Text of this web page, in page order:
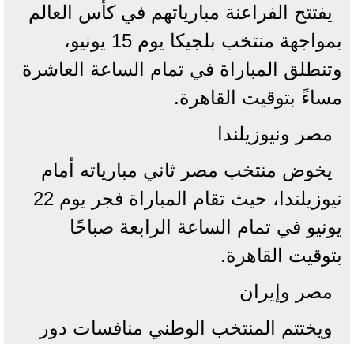
يفتتح الفراعنة مبارياتهم في كأس العالم
بمواجهة منتخب بلجيكا يوم 15 يونيو،
وتنطلق المباراة في تمام الساعة العاشرة
مساءً بتوقيت القاهرة.
مصر ونيوزيلندا
يخوض منتخب مصر ثاني مبارياته أمام
نيوزيلندا، حيث تقام المباراة فجر يوم 22
يونيو في تمام الساعة الرابعة صباحًا
بتوقيت القاهرة.
مصر وإيران
ويختتم المنتخب الوطني منافسات دور